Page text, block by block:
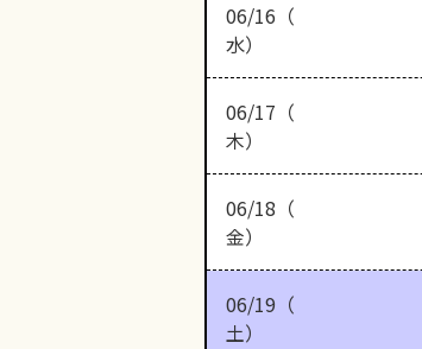
06/16（
水）
06/17（
木）
06/18（
金）
06/19（
土）